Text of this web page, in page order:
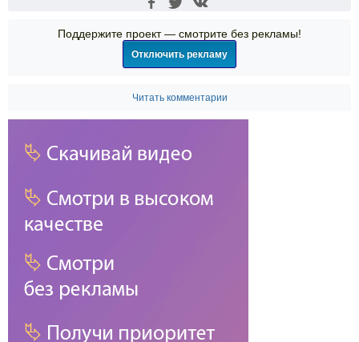
Поддержите проект — смотрите без рекламы!
Отключить рекламу
Читать комментарии